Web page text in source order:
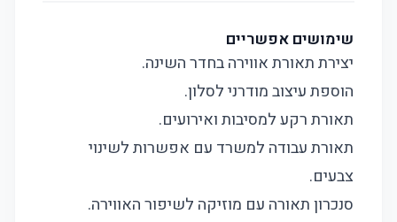
שימושים אפשריים
יצירת תאורת אווירה בחדר השינה.
הוספת עיצוב מודרני לסלון.
תאורת רקע למסיבות ואירועים.
תאורת עבודה למשרד עם אפשרות לשינוי
צבעים.
סנכרון תאורה עם מוזיקה לשיפור האווירה.